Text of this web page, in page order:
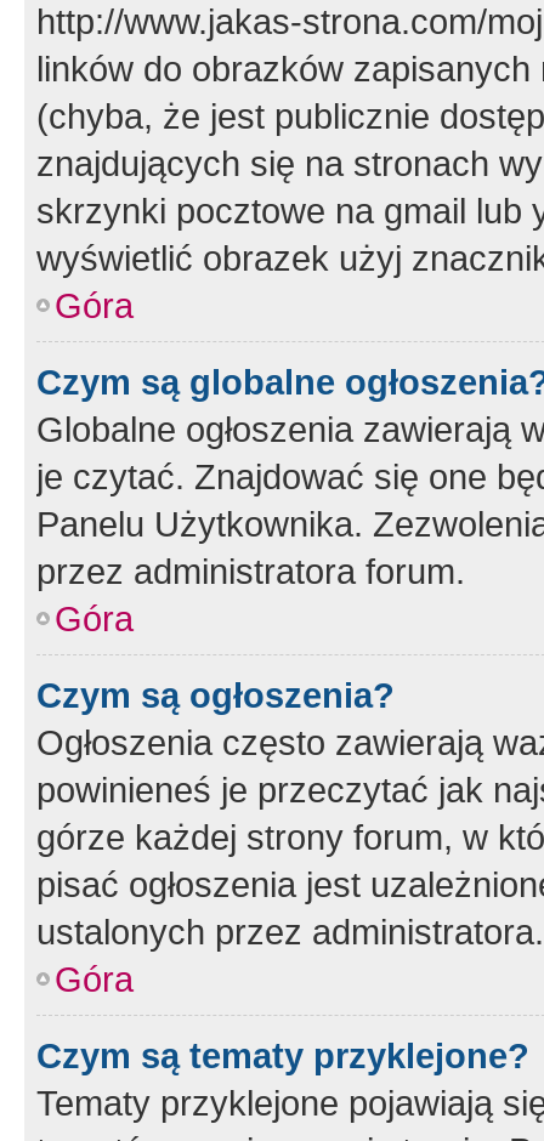
http://www.jakas-strona.com/
linków do obrazków
(chyba, że jest publicznie
znajdujących się na stronach
skrzynki pocztowe na gmail lub
wyświetlić obrazek użyj
Góra
Czym są globalne
Globalne ogłoszenia zawierają
je czytać. Znajdować się one
Panelu Użytkownika.
przez administratora forum.
Góra
Czym są ogłoszenia?
Ogłoszenia często zawierają
powinieneś je przeczytać jak
górze każdej strony forum, w
pisać ogłoszenia jest
ustalonych przez administratora.
Góra
Czym są tematy przyklejone?
Tematy przyklejone pojawiają